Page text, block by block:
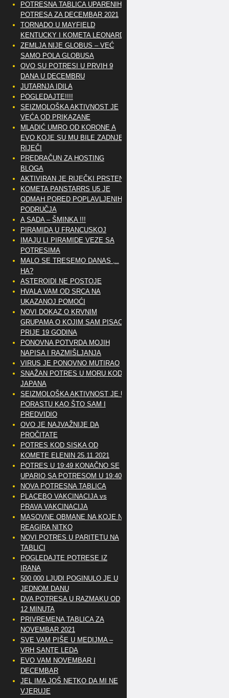
POTRESNA TABLICA UPARENIH
POTRESA ZA DECEMBAR 2021
TORNADO U MAYFIELD
KENTUCKY I KOMETA LEONARD
ZEMLJA NIJE GLOBUS – VEĆ
SAMO POLA GLOBUSA
OVO SU POTRESI U PRVIH 9
DANA U DECEMBRU
JUTARNJA IDILA
POGLEDAJTE!!!!
SEIZMOLOŠKA AKTIVNOST JE
VEĆA OD PRIKAZANE
MLADIĆ UMRO OD KORONE A
EVO KOJE SU MU BILE ZADNJE
RIJEČI
PREDRAČUN ZA HOSTING
BLOGA
AKTIVIRAN JE RIJEČKI PRSTEN
KOMETA PANSTARRS U5 JE
ODMAH PORED POPLAVLJENIH
PODRUČJA
A SADA – ŠMINKA !!!
PIRAMIDA U FRANCUSKOJ
IMAJU LI PIRAMIDE VEZE SA
POTRESIMA
MALO SE TRESEMO DANAS ,..
HA?
ASTEROIDI NE POSTOJE
HVALA VAM OD SRCA NA
UKAZANOJ POMOĆI
NOVI DOKAZ O KRVNIM
GRUPAMA O KOJIM SAM PISAO
PRIJE 19 GODINA
PONOVNA POTVRDA MOJIH
NAPISA I RAZMIŠLJANJA
VIRUS JE PONOVNO MUTIRAO
SNAŽAN POTRES U MORU KOD
JAPANA
SEIZMOLOŠKA AKTIVNOST JE U
PORASTU KAO ŠTO SAM I
PREDVIDIO
OVO JE NAJVAŽNIJE DA
PROČITATE
POTRES KOD SISKA OD
KOMETE ELENIN 25.11.2021
POTRES U 19:49 KONAČNO SE
UPARIO SA POTRESOM U 19:40
NOVA POTRESNA TABLICA
PLACEBO VAKCINACIJA vs
PRAVA VAKCINACIJA
MASOVNE OBMANE NA KOJE NE
REAGIRA NITKO
NOVI POTRES U PARITETU NA
TABLICI
POGLEDAJTE POTRESE IZ
IRANA
500 000 LJUDI POGINULO JE U
JEDNOM DANU
DVA POTRESA U RAZMAKU OD
12 MINUTA
PRIVREMENA TABLICA ZA
NOVEMBAR 2021
SVE VAM PIŠE U MEDIJMA –
VRH SANTE LEDA
EVO VAM NOVEMBAR I
DECEMBAR
JEL IMA JOŠ NETKO DA MI NE
VJERUJE